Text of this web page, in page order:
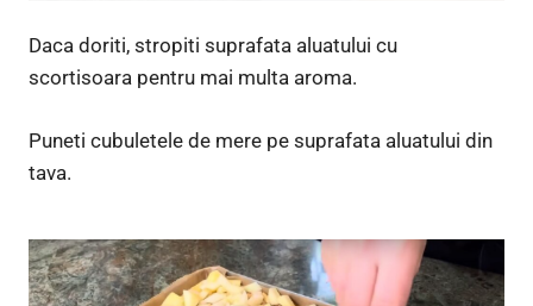
Daca doriti, stropiti suprafata aluatului cu
scortisoara pentru mai multa aroma.
Puneti cubuletele de mere pe suprafata aluatului din
tava.